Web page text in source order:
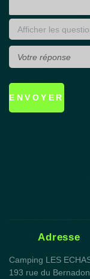
Adresse
Camping LES
193 rue du Bernadon